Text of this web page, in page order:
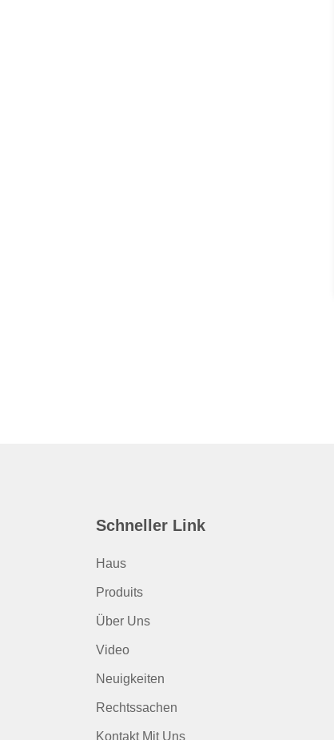
Schneller Link
Haus
Produits
Über Uns
Video
Neuigkeiten
Rechtssachen
Kontakt Mit Uns